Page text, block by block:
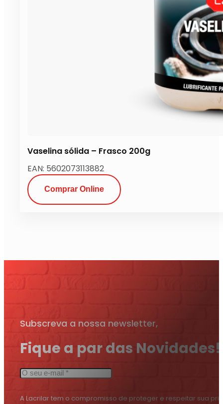
Vaselina sólida – Frasco 200g
EAN: 5602073113882
Comprar Online
Subscreva a nossa newsletter,
Fique a par das Novidades!
A Lacrilar tem o compromisso de proteger e respeitar sua